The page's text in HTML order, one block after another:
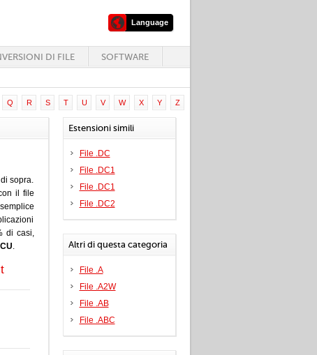
Language
DI FILE SOFTWARE
Q R S T U V W X Y Z
sopra.
il file
di casi,
.
Estensioni simili
File .DC
File .DC1
File .DC1
File .DC2
Altri di questa categoria
File .A
File .A2W
File .AB
File .ABC